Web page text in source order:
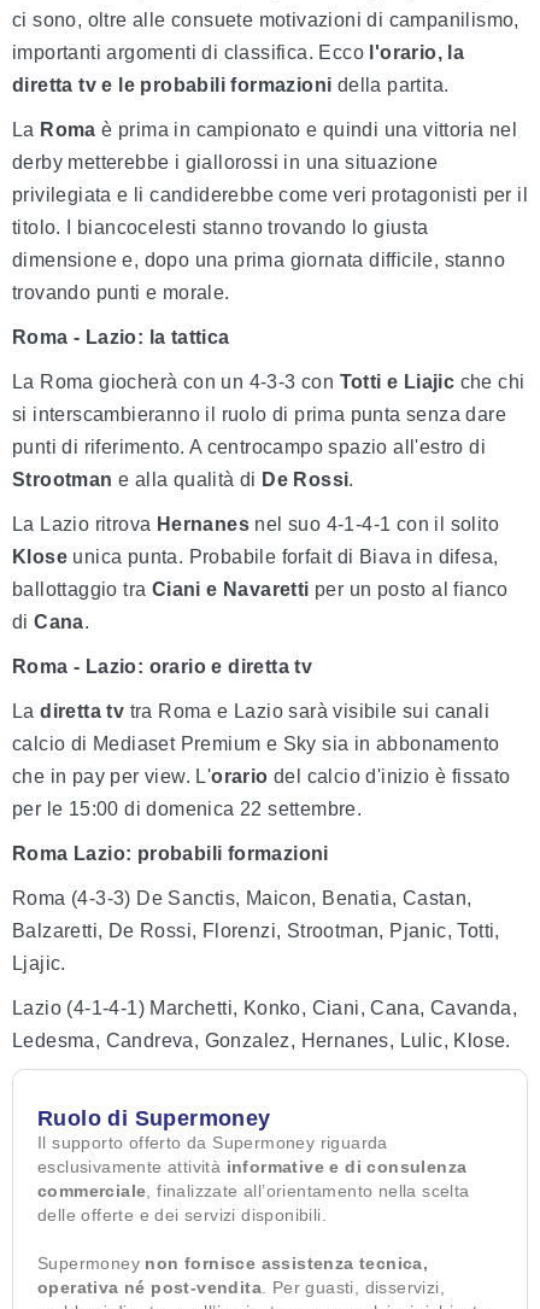
ci sono, oltre alle consuete motivazioni di campanilismo,
importanti argomenti di classifica. Ecco l'orario, la
diretta tv e le probabili formazioni della partita.
La Roma è prima in campionato e quindi una vittoria nel
derby metterebbe i giallorossi in una situazione
privilegiata e li candiderebbe come veri protagonisti per il
titolo. I biancocelesti stanno trovando lo giusta
dimensione e, dopo una prima giornata difficile, stanno
trovando punti e morale.
Roma - Lazio: la tattica
La Roma giocherà con un 4-3-3 con Totti e Liajic che chi
si interscambieranno il ruolo di prima punta senza dare
punti di riferimento. A centrocampo spazio all'estro di
Strootman e alla qualità di De Rossi.
La Lazio ritrova Hernanes nel suo 4-1-4-1 con il solito
Klose unica punta. Probabile forfait di Biava in difesa,
ballottaggio tra Ciani e Navaretti per un posto al fianco
diCana.
Roma - Lazio: orario e diretta tv
Ladiretta tv tra Roma e Lazio sarà visibile sui canali
calcio di Mediaset Premium e Sky sia in abbonamento
che in pay per view. L'orario del calcio d'inizio è fissato
per le 15:00 di domenica 22 settembre.
Roma Lazio: probabili formazioni
Roma (4-3-3) De Sanctis, Maicon, Benatia, Castan,
Balzaretti, De Rossi, Florenzi, Strootman, Pjanic, Totti,
Ljajic.
Lazio (4-1-4-1) Marchetti, Konko, Ciani, Cana, Cavanda,
Ledesma, Candreva, Gonzalez, Hernanes, Lulic, Klose.
Ruolo di Supermoney
Il supporto offerto da Supermoney riguarda
esclusivamente attività informative e di consulenza
commerciale , finalizzate all’orientamento nella scelta
delle offerte e dei servizi disponibili.
Supermoney non fornisce assistenza tecnica,
operativa né post-vendita . Per guasti, disservizi,